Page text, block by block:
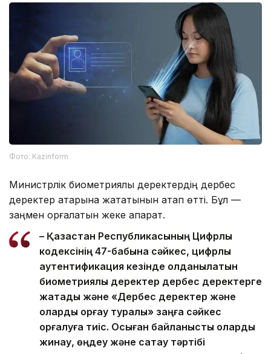
Фото: Kazinform
Министрлік биометриялық деректердің дербес
деректер қатарына жататынын атап өтті. Бұл —
заңмен қорғалатын жеке ақпарат.
– Қазақстан Республикасының Цифрлық
кодексінің 47-бабына сәйкес, цифрлық
аутентификация кезінде қолданылатын
биометриялық деректер дербес деректерге
жатады және «Дербес деректер және
оларды қорғау туралы» заңға сәйкес
қорғалуға тиіс. Осыған байланысты оларды
жинау, өңдеу және сақтау тәртібі